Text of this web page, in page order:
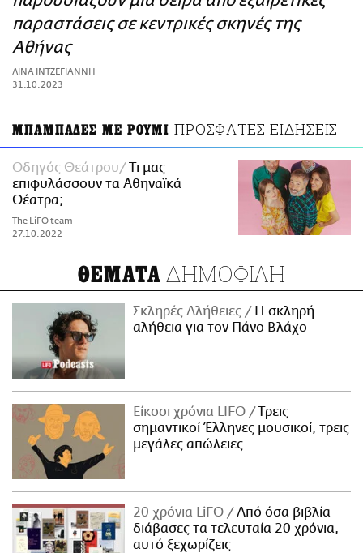
ΑΜΠΑ
PRINT
παραστάσεις σε κεντρικές σκηνές της
Αθήνας
ΛΙΝΑ ΙΝΤΖΕΓΙΑΝΝΗ
31.10.2023
ΜΠΑΜΠΑΔΕΣ ΜΕ ΡΟΥΜΙ ΠΡΟΣΦΑΤΕΣ ΕΙΔΗΣΕΙΣ
Οδηγός Θεάτρου
Τι μας
επιφυλάσσουν τα Αθηναϊκά
Θέατρα;
The LiFO team
27.10.2022
ΘΕΜΑΤΑ ΔΗΜΟΦΙΛΗ
Σκληρές Αλήθειες
H σκληρή
αλήθεια για τον Πάνο Βλάχο
Είκοσι χρόνια LIFO
Tρεις
σημαντικοί Έλληνες μουσικοί, τρεις
μεγάλες απώλειες
20 χρόνια LiFO
Από όσα βιβλία
διάβασες τα τελευταία 20 χρόνια,
αυτό ξεχωρίζεις